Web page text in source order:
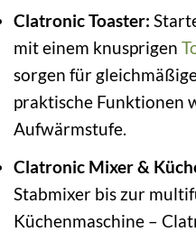
Clatronic Toaster:
mit einem knusprigen
sorgen für
praktische Funktionen
Aufwärmstufe.
Clatronic Mixer &
Stabmixer bis zur
Küchenmaschine –